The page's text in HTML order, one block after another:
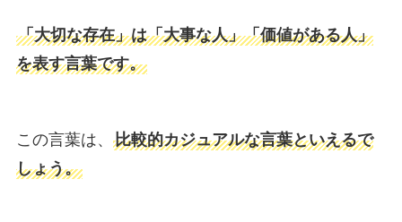
「大切な存在」は「大事な人」「価値がある人」
を表す言葉です。
この言葉は、 比較的カジュアルな言葉といえるで
しょう。